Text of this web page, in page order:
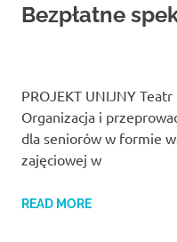
Bezpłatne
PROJEKT UNIJNY
Organizacja i
dla seniorów w formie
zajęciowej w
READ MORE